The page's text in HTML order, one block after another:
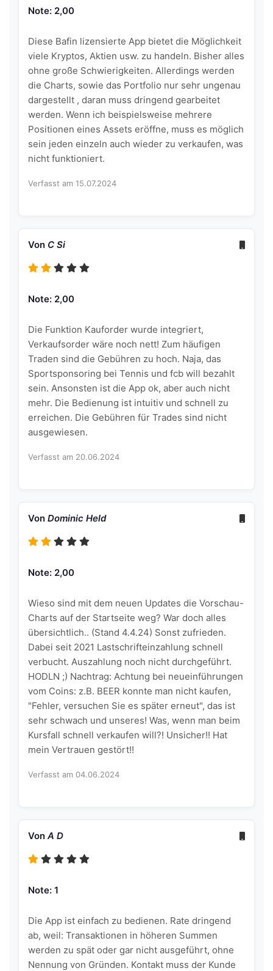
Note: 2,00
Diese Bafin lizensierte App bietet die Möglichkeit
viele Kryptos, Aktien usw. zu handeln. Bisher alles
ohne große Schwierigkeiten. Allerdings werden
die Charts, sowie das Portfolio nur sehr ungenau
dargestellt , daran muss dringend gearbeitet
werden. Wenn ich beispielsweise mehrere
Positionen eines Assets eröffne, muss es möglich
sein jeden einzeln auch wieder zu verkaufen, was
nicht funktioniert.
Verfasst am 15.07.2024
Von C Si
Note: 2,00
Die Funktion Kauforder wurde integriert,
Verkaufsorder wäre noch nett! Zum häufigen
Traden sind die Gebühren zu hoch. Naja, das
Sportsponsoring bei Tennis und fcb will bezahlt
sein. Ansonsten ist die App ok, aber auch nicht
mehr. Die Bedienung ist intuitiv und schnell zu
erreichen. Die Gebühren für Trades sind nicht
ausgewiesen.
Verfasst am 20.06.2024
Von Dominic Held
Note: 2,00
Wieso sind mit dem neuen Updates die Vorschau-
Charts auf der Startseite weg? War doch alles
übersichtlich.. (Stand 4.4.24) Sonst zufrieden.
Dabei seit 2021 Lastschrifteinzahlung schnell
verbucht. Auszahlung noch nicht durchgeführt.
HODLN ;) Nachtrag: Achtung bei neueinführungen
vom Coins: z.B. BEER konnte man nicht kaufen,
"Fehler, versuchen Sie es später erneut", das ist
sehr schwach und unseres! Was, wenn man beim
Kursfall schnell verkaufen will?! Unsicher!! Hat
mein Vertrauen gestört!!
Verfasst am 04.06.2024
VonA D
Note: 1
Die App ist einfach zu bedienen. Rate dringend
ab, weil: Transaktionen in höheren Summen
werden zu spät oder gar nicht ausgeführt, ohne
Nennung von Gründen. Kontakt muss der Kunde